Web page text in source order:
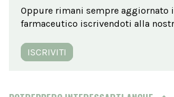
Oppure rimani sempre aggiornato
farmaceutico iscrivendoti alla
ISCRIVITI